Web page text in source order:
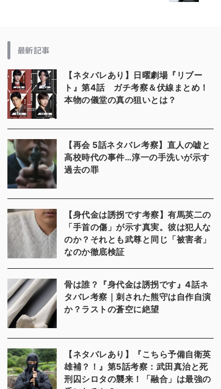
最新記事
【ネタバレあり】日曜劇場『リブー
ト』第4話 ガチ考察＆伏線まとめ！
本物の儀堂の真の狙いとは？
【再会 5話ネタバレ考察】直人の嘘と
高校時代の事件…淳一の手洗いが示す
過去の罪
【身代金は誘拐です考察】有馬英二の
「手首の傷」が示す真実。彼は犯人な
のか？それとも武尊と同じ「被害者」
なのか徹底検証
骨は誰？『身代金は誘拐です』4話ネ
タバレ考察｜刺された熊守は自作自演
か？ラストの蒼空に絶望
【ネタバレあり】『こちら予備自衛英
雄補？！』第5話考察：武田真治と死
刑囚シロタの襲来！「融合」は最強の